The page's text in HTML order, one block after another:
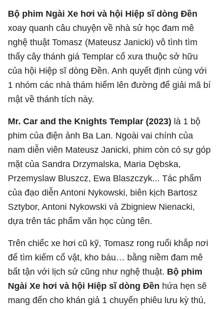
Bộ phim Ngài Xe hơi và hội Hiệp sĩ dòng Đền
xoay quanh câu chuyện về nhà sử học đam mê
nghệ thuật Tomasz (Mateusz Janicki) vô tình tìm
thấy cây thánh giá Templar cổ xưa thuộc sở hữu
của hội Hiệp sĩ dòng Đền. Anh quyết định cùng với
1 nhóm các nhà thám hiểm lên đường để giải mã bí
mật về thánh tích này.
Mr. Car and the Knights Templar (2023) là 1 bộ
phim của điện ảnh Ba Lan. Ngoài vai chính của
nam diễn viên Mateusz Janicki, phim còn có sự góp
mặt của Sandra Drzymalska, Maria Dębska,
Przemyslaw Bluszcz, Ewa Blaszczyk... Tác phẩm
của đạo diễn Antoni Nykowski, biên kịch Bartosz
Sztybor, Antoni Nykowski và Zbigniew Nienacki,
dựa trên tác phẩm văn học cùng tên.
Trên chiếc xe hơi cũ kỹ, Tomasz rong ruổi khắp nơi
để tìm kiếm cổ vật, kho báu… bằng niềm đam mê
bất tận với lịch sử cũng như nghệ thuật. Bộ phim
Ngài Xe hơi và hội Hiệp sĩ dòng Đền hứa hẹn sẽ
mang đến cho khán giả 1 chuyến phiêu lưu kỳ thú,